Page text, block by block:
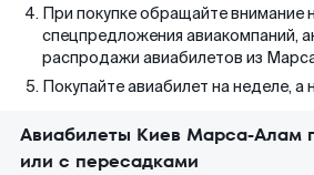
При покупке обращайте внимание
спецпредложения авиакомпаний,
распродажи авиабилетов из
Покупайте авиабилет на неделе, а
Авиабилеты Киев Марса-Алам
или с пересадками